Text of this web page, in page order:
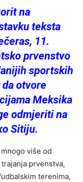
na
teksta
11.
prvenstvo
sportskih
otvore
Meksika
odmjeriti na
Sitiju.
više od
prvenstva,
terenima,